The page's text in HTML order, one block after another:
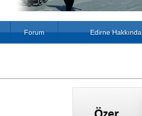
Forum Edirne Hakkında